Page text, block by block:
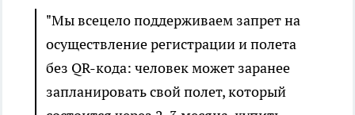
"Мы всецело поддерживаем запрет на
осуществление регистрации и полета
без QR-кода: человек может заранее
запланировать свой полет, который